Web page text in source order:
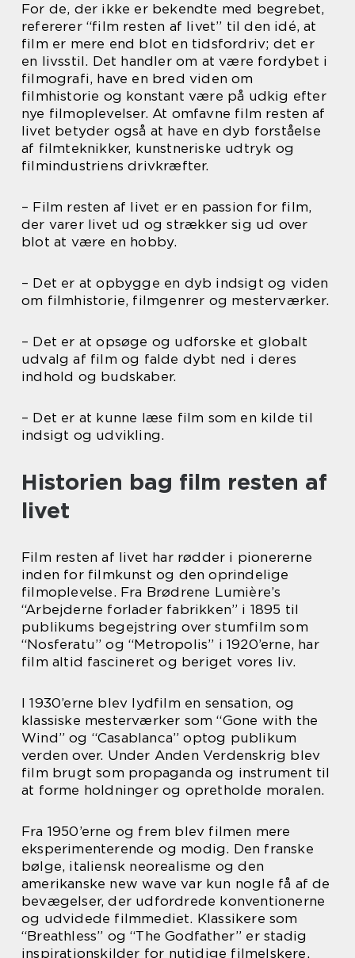
For de, der ikke er bekendte med begrebet,
refererer “film resten af livet” til den idé, at
film er mere end blot en tidsfordriv; det er
en livsstil. Det handler om at være fordybet i
filmografi, have en bred viden om
filmhistorie og konstant være på udkig efter
nye filmoplevelser. At omfavne film resten af
livet betyder også at have en dyb forståelse
af filmteknikker, kunstneriske udtryk og
filmindustriens drivkræfter.
– Film resten af livet er en passion for film,
der varer livet ud og strækker sig ud over
blot at være en hobby.
– Det er at opbygge en dyb indsigt og viden
om filmhistorie, filmgenrer og mesterværker.
– Det er at opsøge og udforske et globalt
udvalg af film og falde dybt ned i deres
indhold og budskaber.
– Det er at kunne læse film som en kilde til
indsigt og udvikling.
Historien bag film resten af
livet
Film resten af livet har rødder i pionererne
inden for filmkunst og den oprindelige
filmoplevelse. Fra Brødrene Lumière’s
“Arbejderne forlader fabrikken” i 1895 til
publikums begejstring over stumfilm som
“Nosferatu” og “Metropolis” i 1920’erne, har
film altid fascineret og beriget vores liv.
I 1930’erne blev lydfilm en sensation, og
klassiske mesterværker som “Gone with the
Wind” og “Casablanca” optog publikum
verden over. Under Anden Verdenskrig blev
film brugt som propaganda og instrument til
at forme holdninger og opretholde moralen.
Fra 1950’erne og frem blev filmen mere
eksperimenterende og modig. Den franske
bølge, italiensk neorealisme og den
amerikanske new wave var kun nogle få af de
bevægelser, der udfordrede konventionerne
og udvidede filmmediet. Klassikere som
“Breathless” og “The Godfather” er stadig
inspirationskilder for nutidige filmelskere.